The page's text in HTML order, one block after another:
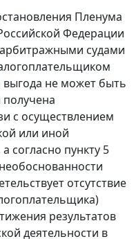
Пленума
Федерации
судами
выгода не может быть
с осуществлением
или иной
согласно пункту 5
отсутствие
результатов
деятельности в